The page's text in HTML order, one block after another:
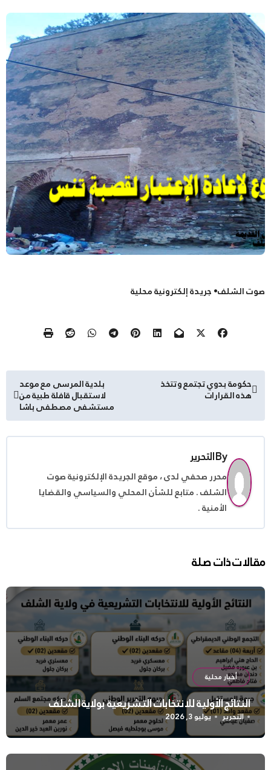
صوت الشلف• جريدة إلكترونية محلية
تصفّح
المقالات
حكومة بدوي تجتمع وتتخذ
هذه القرارات
بلدية المرسى مع موعد
لاستقبال قافلة طبية من
مستشفى مصطفى باشا
Byالتحرير
محرر صحفي لدى ، موقع الجريدة الإلكترونية صوت
الشلف . متابع للشأن المحلي والسياسي والقضايا
الأمنية .
مقالات ذات صلة
أخبار محلية
النتائج الأولية للانتخابات التشريعية بولاية الشلف
التحرير يوليو 3, 2026